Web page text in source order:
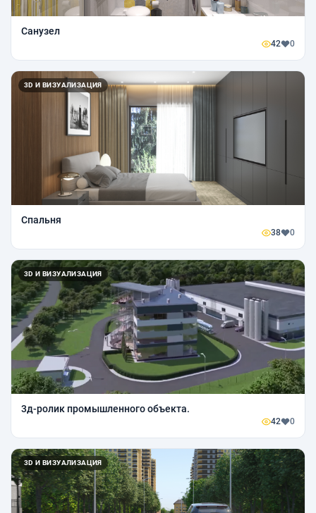
Санузел
42 0
3D И ВИЗУАЛИЗАЦИЯ
Спальня
38 0
3D И ВИЗУАЛИЗАЦИЯ
3д-ролик промышленного объекта.
42 0
3D И ВИЗУАЛИЗАЦИЯ